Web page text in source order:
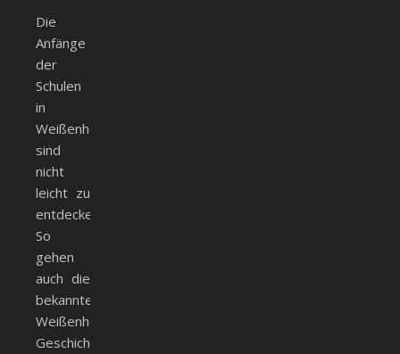
Die
Anfänge
der
Schulen
in
Weißenhorn
sind
nicht
leicht zu
entdecken.
So
gehen
auch die
bekannten
Weißenhorner
Geschichtsschreiber